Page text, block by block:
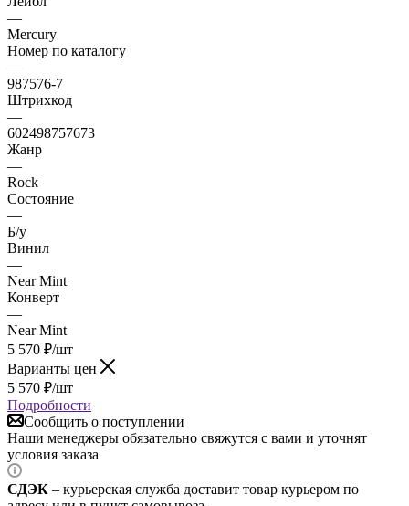
—
Mercury
Номер по каталогу
—
987576-7
Штрихкод
—
602498757673
Жанр
—
Rock
Состояние
—
Б/у
Винил
—
Near Mint
Конверт
—
Near Mint
5 570 ₽/шт
Варианты цен
5 570 ₽/шт
Подробности
Сообщить о поступлении
Наши менеджеры обязательно свяжутся с вами и уточнят
условия заказа
СДЭК – курьерская служба доставит товар курьером по